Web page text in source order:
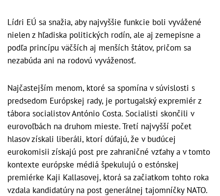
Lídri EÚ sa snažia, aby najvyššie funkcie boli vyvážené
nielen z hľadiska politických rodín, ale aj zemepisne a
podľa princípu väčších aj menších štátov, pričom sa
nezabúda ani na rodovú vyváženosť.
Najčastejším menom, ktoré sa spomína v súvislosti s
predsedom Európskej rady, je portugalský expremiér z
tábora socialistov António Costa. Socialisti skončili v
eurovoľbách na druhom mieste. Tretí najvyšší počet
hlasov získali liberáli, ktorí dúfajú, že v budúcej
eurokomisii získajú post pre zahraničné vzťahy a v tomto
kontexte európske médiá špekulujú o estónskej
premiérke Kaji Kallasovej, ktorá sa začiatkom tohto roka
vzdala kandidatúry na post generálnej tajomníčky NATO.